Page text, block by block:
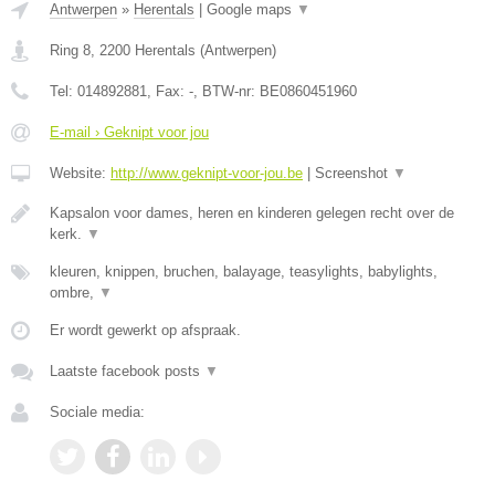
Antwerpen » Herentals Google maps ▼
Ring 8, 2200 Herentals (Antwerpen)
Tel: 014892881, Fax: -, BTW-nr: BE0860451960
E-mail › Geknipt voor jou
Website: http://www.geknipt-voor-jou.be Screenshot ▼
Kapsalon voor dames, heren en kinderen gelegen recht over de
kerk. ▼
kleuren, knippen, bruchen, balayage, teasylights, babylights,
ombre, ▼
Er wordt gewerkt op afspraak.
Laatste facebook posts ▼
Sociale media: